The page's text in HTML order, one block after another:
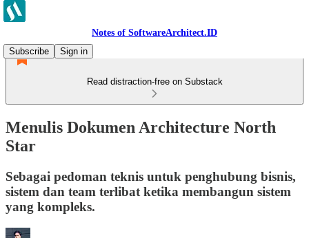
Notes of SoftwareArchitect.ID
Subscribe
Sign in
Read distraction-free on Substack
Menulis Dokumen Architecture North
Star
Sebagai pedoman teknis untuk penghubung bisnis,
sistem dan team terlibat ketika membangun sistem
yang kompleks.